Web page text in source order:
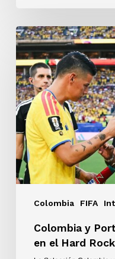
Colombia FIFA
Colombia
y
Portugal
empataron
0-
0
en
el
Hard
Rock
Stadium
Colombia y
en el Hard